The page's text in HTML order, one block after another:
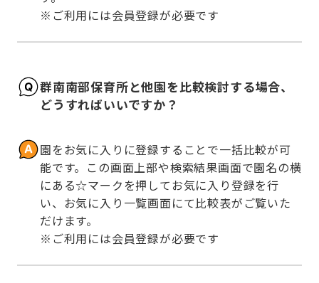
※ご利用には会員登録が必要です
群南南部保育所と他園を比較検討する場合、
どうすればいいですか？
園をお気に入りに登録することで一括比較が可
能です。この画面上部や検索結果画面で園名の横
にある☆マークを押してお気に入り登録を行
い、お気に入り一覧画面にて比較表がご覧いた
だけます。
※ご利用には会員登録が必要です